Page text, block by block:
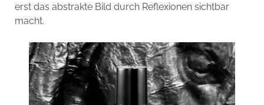
erst das abstrakte Bild durch Reflexionen sichtbar
macht.